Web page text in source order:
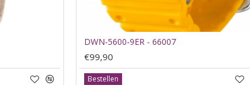
DWN-5600-9ER - 66007
€99,90
Bestellen